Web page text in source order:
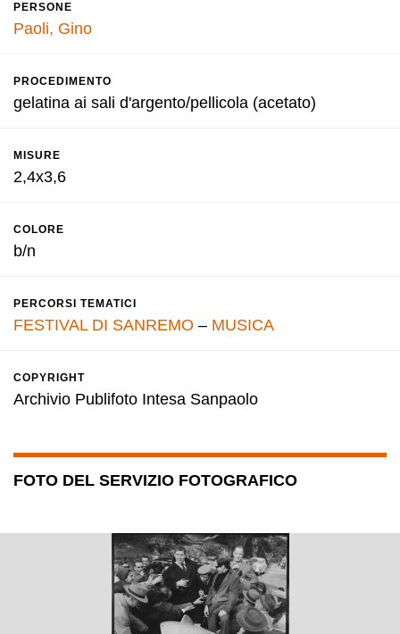
PERSONE
Paoli, Gino
PROCEDIMENTO
gelatina ai sali d'argento/pellicola (acetato)
MISURE
2,4x3,6
COLORE
b/n
PERCORSI TEMATICI
FESTIVAL DI SANREMO – MUSICA
COPYRIGHT
Archivio Publifoto Intesa Sanpaolo
FOTO DEL SERVIZIO FOTOGRAFICO